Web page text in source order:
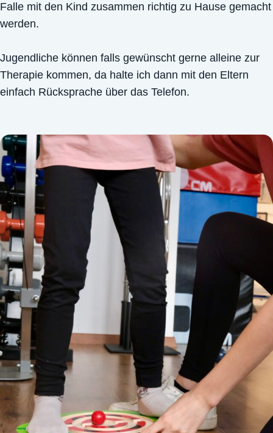
Falle mit den Kind zusammen richtig zu Hause gemacht
werden.
Jugendliche können falls gewünscht gerne alleine zur
Therapie kommen, da halte ich dann mit den Eltern
einfach Rücksprache über das Telefon.